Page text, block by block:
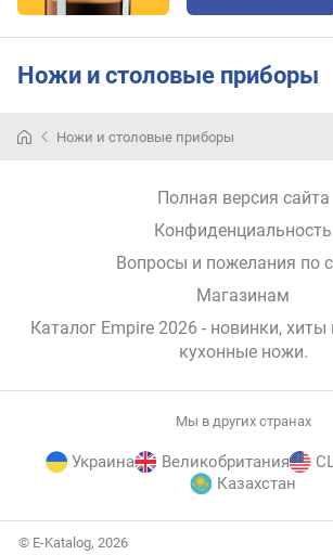
Ножи и столовые приборы
Ножи и столовые приборы
Полная версия сайта
Конфиденциальность
Вопросы и пожелания по
Магазинам
Каталог Empire 2026 - новинки,
кухонные ножи.
Мы в других странах
Украина Великобритания
Казахстан
© E-Katalog, 2026